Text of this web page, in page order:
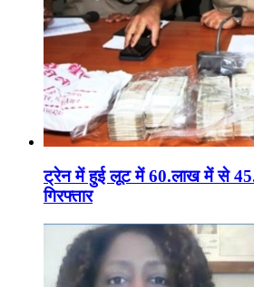
ट्रेन में हुई लूट में 60.लाख में से
गिरफ्तार